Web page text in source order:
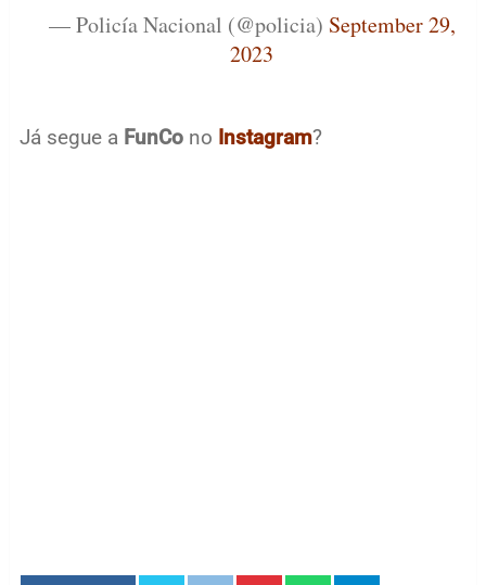
— Policía Nacional (@policia) September 29,
2023
Já segue a FunCono Instagram?